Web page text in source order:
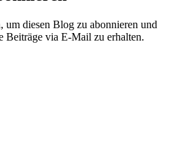
diesen Blog zu abonnieren und
Beiträge via E-Mail zu erhalten.